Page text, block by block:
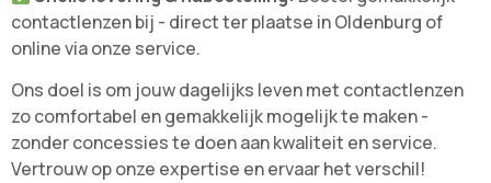
contactlenzen bij - direct ter plaatse in Oldenburg of
online via onze service.
Ons doel is om jouw dagelijks leven met contactlenzen
zo comfortabel en gemakkelijk mogelijk te maken -
zonder concessies te doen aan kwaliteit en service.
Vertrouw op onze expertise en ervaar het verschil!